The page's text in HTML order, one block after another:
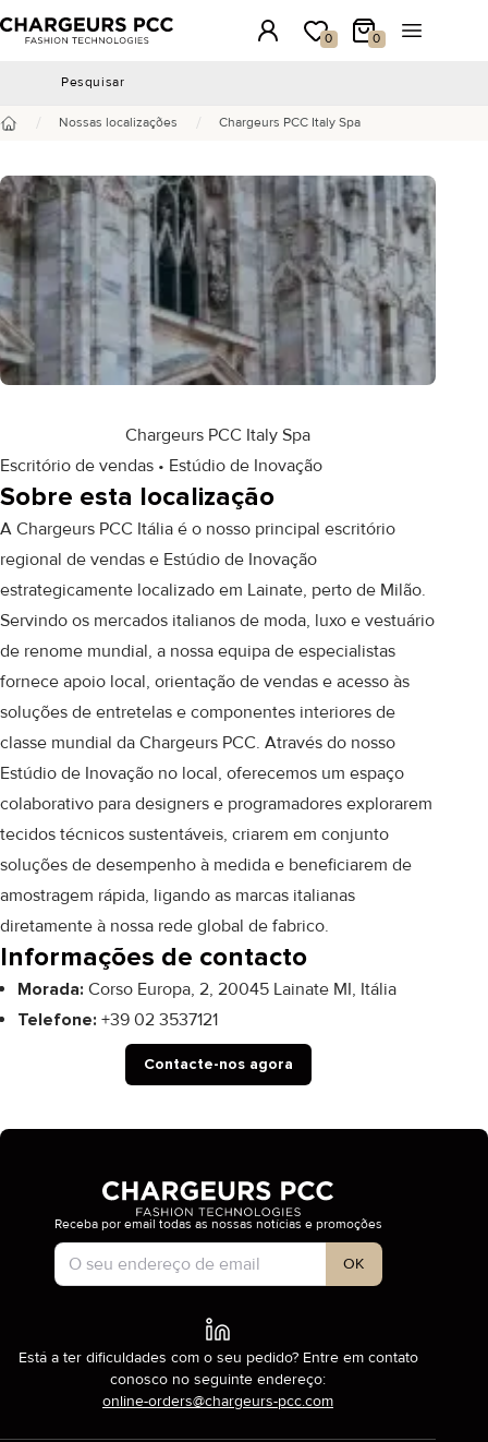
Chargeurs PCC Conexão0
A minha lista de desejos
0
Meu carrinho
Abrir o
Pesquisar
/ Nossas localizações / Chargeurs PCC Italy Spa
Chargeurs PCC Italy Spa
Escritório de vendas • Estúdio de Inovação
Sobre esta localização
A Chargeurs PCC Itália é o nosso principal escritório
regional de vendas e Estúdio de Inovação
estrategicamente localizado em Lainate, perto de Milão.
Servindo os mercados italianos de moda, luxo e vestuário
de renome mundial, a nossa equipa de especialistas
fornece apoio local, orientação de vendas e acesso às
soluções de entretelas e componentes interiores de
classe mundial da Chargeurs PCC. Através do nosso
Estúdio de Inovação no local, oferecemos um espaço
colaborativo para designers e programadores explorarem
tecidos técnicos sustentáveis, criarem em conjunto
soluções de desempenho à medida e beneficiarem de
amostragem rápida, ligando as marcas italianas
diretamente à nossa rede global de fabrico.
Informações de contacto
Morada: Corso Europa, 2, 20045 Lainate MI, Itália
Telefone: +39 02 3537121
Contacte-nos agora
Tipo de conta
Receba por email todas as nossas notícias e promoções
OK
Está a ter dificuldades com o seu pedido? Entre em contato
conosco no seguinte endereço:
online-orders@chargeurs-pcc.com